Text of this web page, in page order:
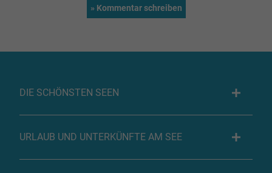
DIE SCHÖNSTEN SEEN
URLAUB UND UNTERKÜNFTE AM SEE